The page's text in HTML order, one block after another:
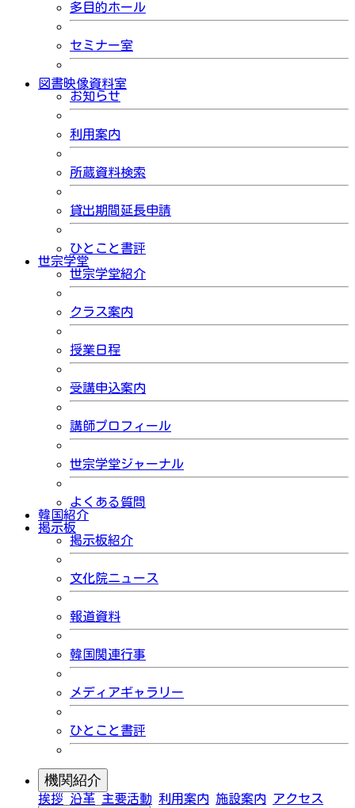
多目的ホール
セミナー室
図書映像資料室
お知らせ
利用案内
所蔵資料検索
貸出期間延長申請
ひとこと書評
世宗学堂
世宗学堂紹介
クラス案内
授業日程
受講申込案内
講師プロフィール
世宗学堂ジャーナル
よくある質問
韓国紹介
掲示板
掲示板紹介
文化院ニュース
報道資料
韓国関連行事
メディアギャラリー
ひとこと書評
機関紹介
挨拶 沿革 主要活動 利用案内 施設案内 アクセス